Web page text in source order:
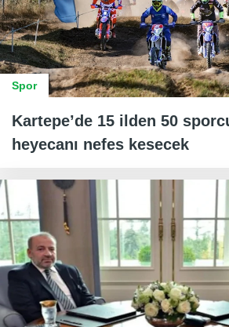
Spor
Kartepe’de 15 ilden 50
heyecanı nefes kesecek